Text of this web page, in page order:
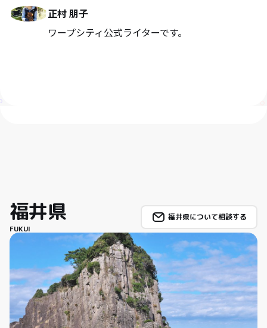
正村 朋子
ワープシティ公式ライターです。
福井県
FUKUI
福井県について相談する